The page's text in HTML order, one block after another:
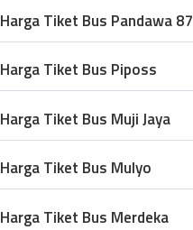
Harga Tiket Bus Pandawa 87
Harga Tiket Bus Piposs
Harga Tiket Bus Muji Jaya
Harga Tiket Bus Mulyo
Harga Tiket Bus Merdeka